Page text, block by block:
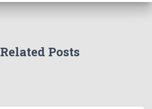
Related Posts